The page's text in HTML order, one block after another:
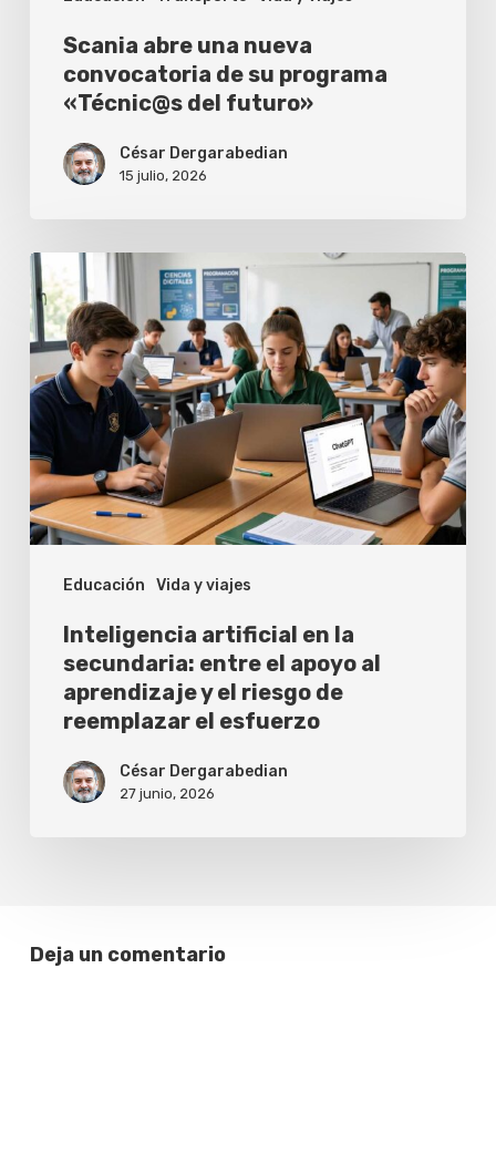
futuro»Scania abre una nueva
convocatoria de su programa
«Técnic@s del futuro»
César Dergarabedian
15 julio, 2026
Educación Vida y viajes
Inteligencia
artificial
en
la
secundaria:
entre
el
apoyo
al
aprendizaje
riesgo
reemplazar
esfuerzo
Inteligencia artificial en la
secundaria: entre el apoyo al
aprendizaje y el riesgo de
reemplazar el esfuerzo
César Dergarabedian
27 junio, 2026
Deja un comentario